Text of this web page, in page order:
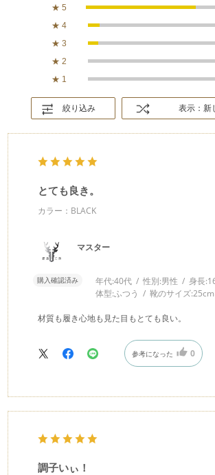
★ 5
★ 4
★ 3
★ 2
★ 1
絞り込み 表示：新
とても良き。
カラー：BLACK
マスター
購入確認済み 年代:40代 性別:男性 身長:
体型:ふつう 靴のサイズ:25cm
材質も履き心地も見た目もとても良い。
参考になった 0
調子いぃ！